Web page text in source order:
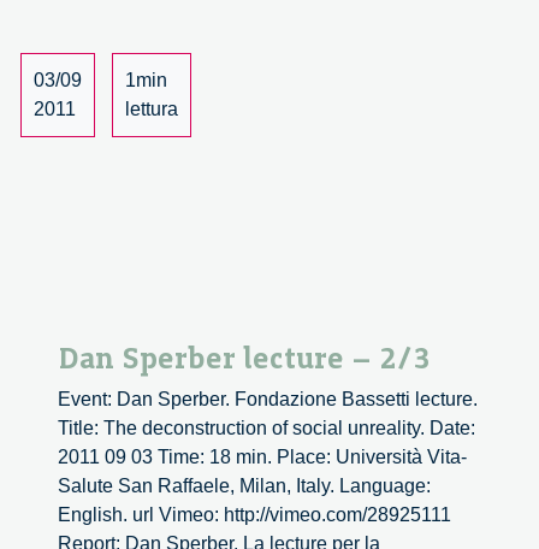
03/09
2011
1min
lettura
Dan Sperber lecture – 2/3
Event: Dan Sperber. Fondazione Bassetti lecture.
Title: The deconstruction of social unreality. Date:
2011 09 03 Time: 18 min. Place: Università Vita-
Salute San Raffaele, Milan, Italy. Language:
English. url Vimeo: http://vimeo.com/28925111
Report: Dan Sperber. La lecture per la